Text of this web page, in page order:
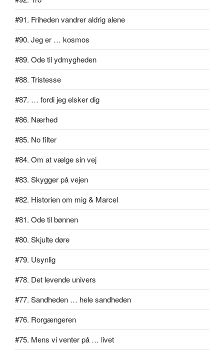
#91. Friheden vandrer aldrig alene
#90. Jeg er … kosmos
#89. Ode til ydmygheden
#88. Tristesse
#87. … fordi jeg elsker dig
#86. Nærhed
#85. No filter
#84. Om at vælge sin vej
#83. Skygger på vejen
#82. Historien om mig & Marcel
#81. Ode til bønnen
#80. Skjulte døre
#79. Usynlig
#78. Det levende univers
#77. Sandheden … hele sandheden
#76. Rorgængeren
#75. Mens vi venter på … livet